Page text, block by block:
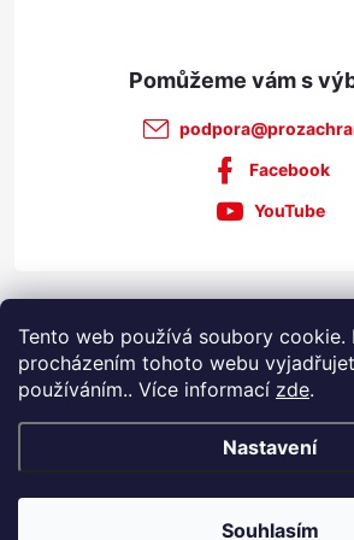
Tento web používá soubory cookie.
procházením tohoto webu
používáním.. Více informací zde.
Nastavení
Souhlasím
podpora@
Facebook
YouTube
Copyright 2026Prozachranu.cz.